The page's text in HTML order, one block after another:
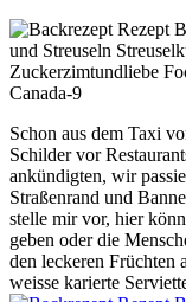
Schon aus dem Taxi
Schilder vor
ankündigten, wir
Straßenrand und
stelle mir vor, hier
geben oder die
den leckeren Früchten
weisse karierte